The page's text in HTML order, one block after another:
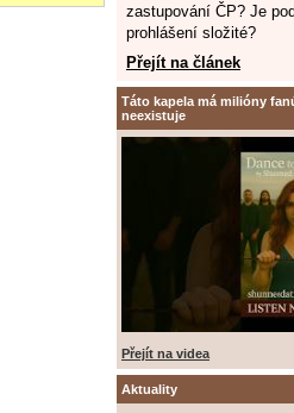
zastupování ČP? Je
prohlášení složité?
Přejít na článek
Táto kapela má milióny
neexistuje
Přejít na videa
Aktuality